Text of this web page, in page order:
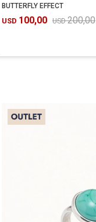
BUTTERFLY EFFECT
USD 100,00 USD 200,00